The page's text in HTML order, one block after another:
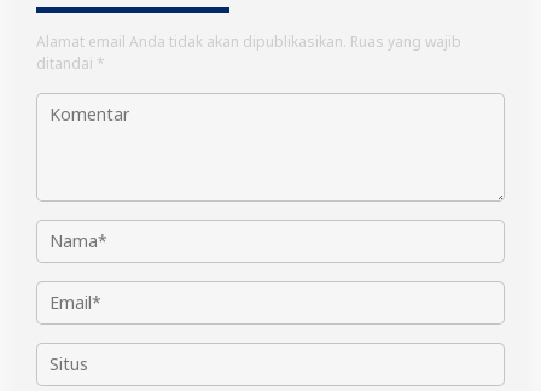
Alamat email Anda tidak akan dipublikasikan. Ruas yang wajib
ditandai *